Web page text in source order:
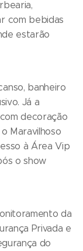
com bebidas
estarão
banheiro
Já a
decoração
Maravilhoso
à Área Vip
o show
da
Privada e
do